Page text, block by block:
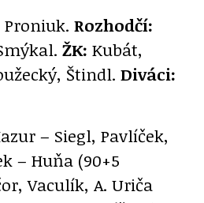
Proniuk. Rozhodčí:
ŽK: Kubát,
Štindl. Diváci:
– Siegl, Pavlíček,
– Huňa (90+5
Vaculík, A. Uriča